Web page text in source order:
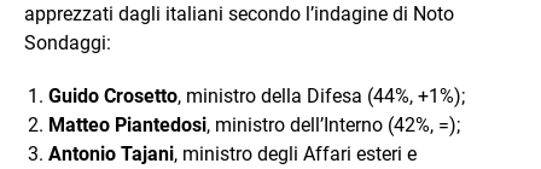
apprezzati dagli italiani secondo l’indagine di Noto
Sondaggi:
Guido Crosetto, ministro della Difesa (44%, +1%);
Matteo Piantedosi, ministro dell’Interno (42%, =);
Antonio Tajani, ministro degli Affari esteri e